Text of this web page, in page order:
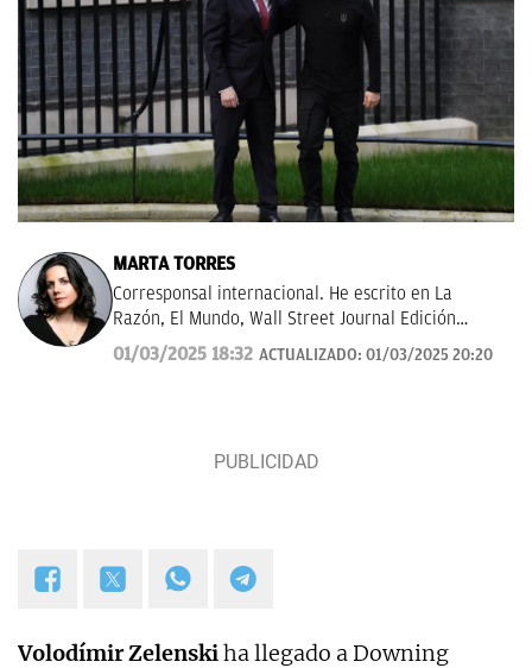
MARTA TORRES
Corresponsal internacional. He escrito en La
Razón, El Mundo, Wall Street Journal Edición
Américas.
01/03/2025 18:32 ACTUALIZADO: 01/03/2025 20:20
Volodímir Zelenskiha llegado a Downing